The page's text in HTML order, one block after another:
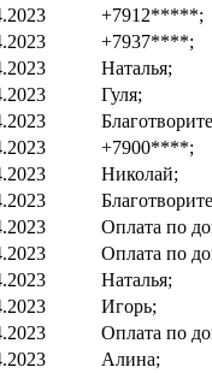
+7912*****;
+7937****;
Наталья;
Гуля;
+7900****;
Николай;
Оплата по
Оплата по
Наталья;
Игорь;
Оплата по
Алина;